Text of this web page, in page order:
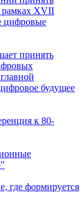
рамках XVII
цифровые
принять
будущее
к 80-
где формируется